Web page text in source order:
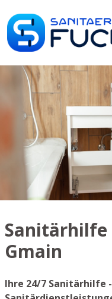
Sanitärhilfe
Gmain
Ihre 24/7 Sanitärhilfe